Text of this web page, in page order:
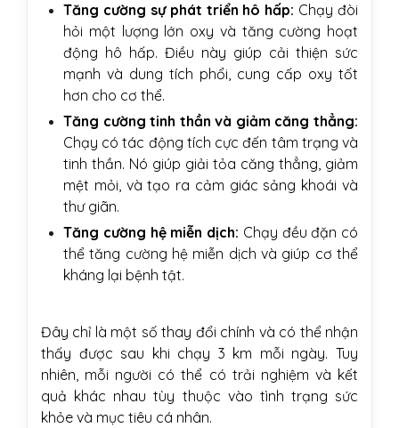
Tăng cường sự phát triển hô hấp: Chạy đòi
hỏi một lượng lớn oxy và tăng cường hoạt
động hô hấp. Điều này giúp cải thiện sức
mạnh và dung tích phổi, cung cấp oxy tốt
hơn cho cơ thể.
Tăng cường tinh thần và giảm căng thẳng:
Chạy có tác động tích cực đến tâm trạng và
tinh thần. Nó giúp giải tỏa căng thẳng, giảm
mệt mỏi, và tạo ra cảm giác sảng khoái và
thư giãn.
Tăng cường hệ miễn dịch: Chạy đều đặn có
thể tăng cường hệ miễn dịch và giúp cơ thể
kháng lại bệnh tật.
Đây chỉ là một số thay đổi chính và có thể nhận
thấy được sau khi chạy 3 km mỗi ngày. Tuy
nhiên, mỗi người có thể có trải nghiệm và kết
quả khác nhau tùy thuộc vào tình trạng sức
khỏe và mục tiêu cá nhân.